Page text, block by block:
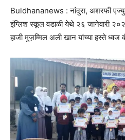
Buldhananews : नांदुरा, अशरफी
इंग्लिश स्कूल वडाळी येथे २६ जानेवारी
हाजी मुज़म्मिल अली खान यांच्या हस्ते